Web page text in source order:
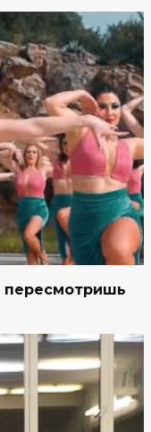
пересмотришь